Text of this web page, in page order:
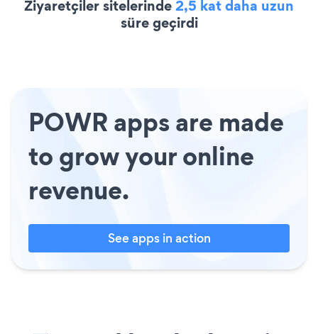
Ziyaretçiler sitelerinde2,5 kat daha uzun
süre geçirdi
POWR apps are made
to grow your online
revenue.
See apps in action